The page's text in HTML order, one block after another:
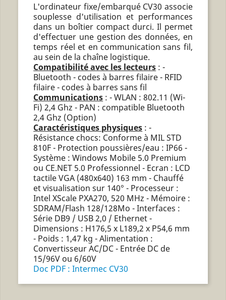
L'ordinateur fixe/embarqué CV30 associe
souplesse d'utilisation et performances
dans un boîtier compact durci. Il permet
d'effectuer une gestion des données, en
temps réel et en communication sans fil,
au sein de la chaîne logistique.
Compatibilité avec les lecteurs : -
Bluetooth - codes à barres filaire - RFID
filaire - codes à barres sans fil
Communications : - WLAN : 802.11 (Wi-
Fi) 2,4 Ghz - PAN : compatible Bluetooth
2,4 Ghz (Option)
Caractéristiques physiques : -
Résistance chocs: Conforme à MIL STD
810F - Protection poussières/eau : IP66 -
Système : Windows Mobile 5.0 Premium
ou CE.NET 5.0 Professionnel - Ecran : LCD
tactile VGA (480x640) 163 mm - Chauffé
et visualisation sur 140° - Processeur :
Intel XScale PXA270, 520 MHz - Mémoire :
SDRAM/Flash 128/128Mo - Interfaces :
Série DB9 / USB 2,0 / Ethernet -
Dimensions : H176,5 x L189,2 x P54,6 mm
- Poids : 1,47 kg - Alimentation :
Convertisseur AC/DC - Entrée DC de
15/96V ou 6/60V
Doc PDF : Intermec CV30